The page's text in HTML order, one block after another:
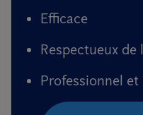
Efficace
Respectueux
Professionnel